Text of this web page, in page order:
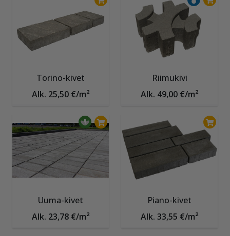
Torino-kivet
Alk. 25,50 €/m²
Riimukivi
Alk. 49,00 €/m²
Uuma-kivet
Alk. 23,78 €/m²
Piano-kivet
Alk. 33,55 €/m²